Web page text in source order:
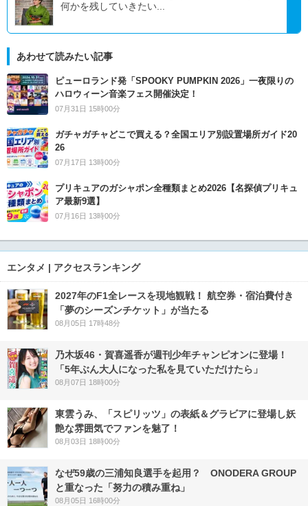
何かを残していきたい...
あわせて読みたい記事
ピューロランド発「SPOOKY PUMPKIN 2026」一夜限りの
ハロウィーン音楽フェス開催決定！
07月31日 15時00分
ガチャガチャどこで買える？全国エリア別設置場所ガイド20
26
07月17日 13時00分
プリキュアのガシャポン全種類まとめ2026【名探偵プリキュ
ア最新9選】
07月16日 13時00分
エンタメ | アクセスランキング
2027年のF1全レースを現地観戦！ 航空券・宿泊費付き
「夢のシーズンチケット」が当たる
08月05日 17時48分
乃木坂46・賀喜遥香が週刊少年チャンピオンに登場！
「5年ぶん大人になった私を見ていただけたら」
08月07日 18時00分
東雲うみ、「スピリッツ」の表紙＆グラビアに登場し妖
艶な雰囲気でファンを魅了！
08月03日 18時00分
なぜ59歳の三浦知良選手を起用？ ONODERA GROUP
と重なった「努力の積み重ね」
08月05日 16時00分